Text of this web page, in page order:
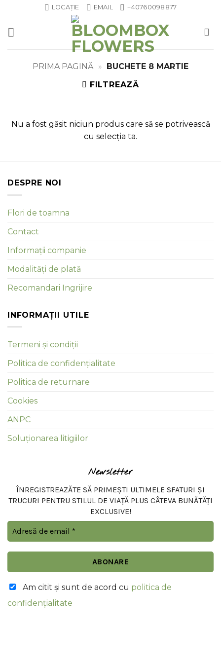
content
LOCAȚIE EMAIL +40760098877
PRIMA PAGINĂ » BUCHETE 8 MARTIE
FILTREAZĂ
Nu a fost găsit niciun produs care să se potrivească
cu selecția ta.
DESPRE NOI
Flori de toamna
Contact
Informații companie
Modalități de plată
Recomandari Ingrijire
INFORMAȚII UTILE
Termeni și condiții
Politica de confidențialitate
Politica de returnare
Cookies
ANPC
Soluționarea litigiilor
Newsletter
ÎNREGISTREAZĂTE SĂ PRIMEȘTI ULTIMELE SFATURI ȘI
TRUCURI PENTRU STILUL DE VIAȚĂ PLUS CÂTEVA BUNĂTĂȚI
EXCLUSIVE!
Am citit şi sunt de acord cu politica de
confidențialitate